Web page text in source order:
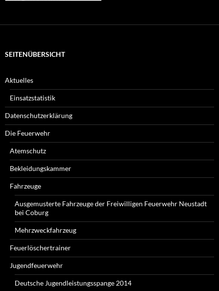
Beiträge
SEITENÜBERSICHT
Aktuelles
Einsatzstatistik
Datenschutzerklärung
Die Feuerwehr
Atemschutz
Bekleidungskammer
Fahrzeuge
Ausgemusterte Fahrzeuge der Freiwilligen Feuerwehr Neustadt
bei Coburg
Mehrzweckfahrzeug
Feuerlöschertrainer
Jugendfeuerwehr
Deutsche Jugendleistungsspange 2014